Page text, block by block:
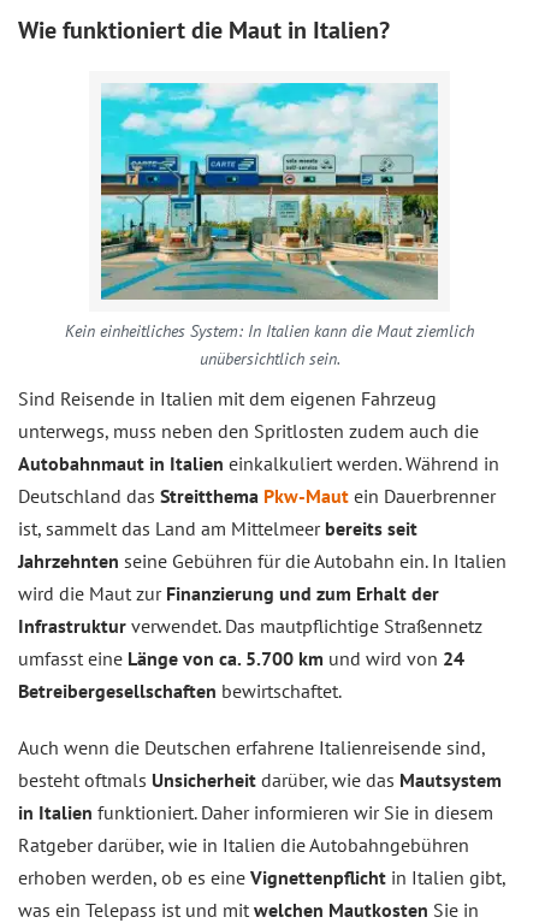
Wie funktioniert die Maut in Italien?
Kein einheitliches System: In Italien kann die Maut ziemlich
unübersichtlich sein.
Sind Reisende in Italien mit dem eigenen Fahrzeug
unterwegs, muss neben den Spritlosten zudem auch die
Autobahnmaut in Italien einkalkuliert werden. Während in
Deutschland das Streitthema Pkw-Maut ein Dauerbrenner
ist, sammelt das Land am Mittelmeer bereits seit
Jahrzehnten seine Gebühren für die Autobahn ein. In Italien
wird die Maut zurFinanzierung und zum Erhalt der
Infrastruktur verwendet. Das mautpflichtige Straßennetz
umfasst eine Länge von ca. 5.700 km und wird von 24
Betreibergesellschaften bewirtschaftet.
Auch wenn die Deutschen erfahrene Italienreisende sind,
besteht oftmals Unsicherheit darüber, wie das Mautsystem
in Italien funktioniert. Daher informieren wir Sie in diesem
Ratgeber darüber, wie in Italien die Autobahngebühren
erhoben werden, ob es eine Vignettenpflicht in Italien gibt,
was ein Telepass ist und mit welchen Mautkosten Sie in